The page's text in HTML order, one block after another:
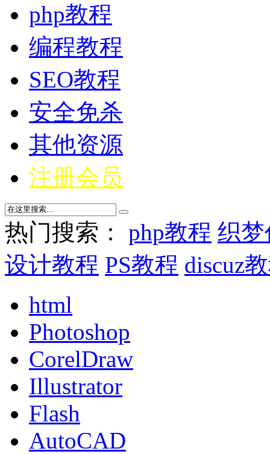
php教程
编程教程
SEO教程
安全免杀
其他资源
注册会员
热门搜索： php教程 织
设计教程 PS教程 discuz
html
Photoshop
CorelDraw
Illustrator
Flash
AutoCAD